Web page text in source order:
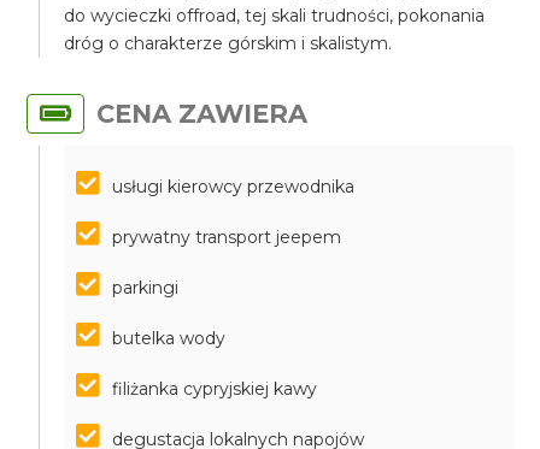
do wycieczki offroad, tej skali trudności, pokonania
dróg o charakterze górskim i skalistym.
CENA ZAWIERA
usługi kierowcy przewodnika
prywatny transport jeepem
parkingi
butelka wody
filiżanka cypryjskiej kawy
degustacja lokalnych napojów